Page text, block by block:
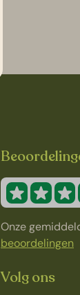
Onze
beoordelingen
Volg ons